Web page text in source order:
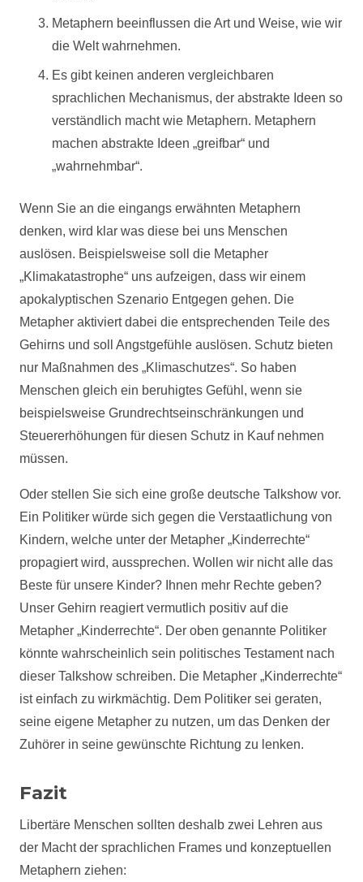
Metaphern beeinflussen die Art und Weise, wie wir
die Welt wahrnehmen.
Es gibt keinen anderen vergleichbaren
sprachlichen Mechanismus, der abstrakte Ideen so
verständlich macht wie Metaphern. Metaphern
machen abstrakte Ideen „greifbar“ und
„wahrnehmbar“.
Wenn Sie an die eingangs erwähnten Metaphern
denken, wird klar was diese bei uns Menschen
auslösen. Beispielsweise soll die Metapher
„Klimakatastrophe“ uns aufzeigen, dass wir einem
apokalyptischen Szenario Entgegen gehen. Die
Metapher aktiviert dabei die entsprechenden Teile des
Gehirns und soll Angstgefühle auslösen. Schutz bieten
nur Maßnahmen des „Klimaschutzes“. So haben
Menschen gleich ein beruhigtes Gefühl, wenn sie
beispielsweise Grundrechtseinschränkungen und
Steuererhöhungen für diesen Schutz in Kauf nehmen
müssen.
Oder stellen Sie sich eine große deutsche Talkshow vor.
Ein Politiker würde sich gegen die Verstaatlichung von
Kindern, welche unter der Metapher „Kinderrechte“
propagiert wird, aussprechen. Wollen wir nicht alle das
Beste für unsere Kinder? Ihnen mehr Rechte geben?
Unser Gehirn reagiert vermutlich positiv auf die
Metapher „Kinderrechte“. Der oben genannte Politiker
könnte wahrscheinlich sein politisches Testament nach
dieser Talkshow schreiben. Die Metapher „Kinderrechte“
ist einfach zu wirkmächtig. Dem Politiker sei geraten,
seine eigene Metapher zu nutzen, um das Denken der
Zuhörer in seine gewünschte Richtung zu lenken.
Fazit
Libertäre Menschen sollten deshalb zwei Lehren aus
der Macht der sprachlichen Frames und konzeptuellen
Metaphern ziehen: